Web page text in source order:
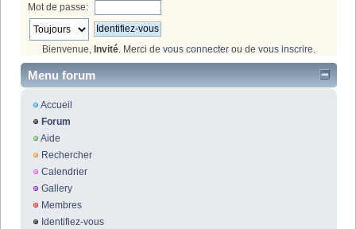
Mot de passe:
Bienvenue, Invité. Merci de vous connecter ou de vous inscrire.
Menu forum
Accueil
Forum
Aide
Rechercher
Calendrier
Gallery
Membres
Identifiez-vous